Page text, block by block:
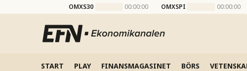
OMXS30 00:00:00 OMXSPI 00:00:00
START PLAY FINANSMAGASINET BÖRS